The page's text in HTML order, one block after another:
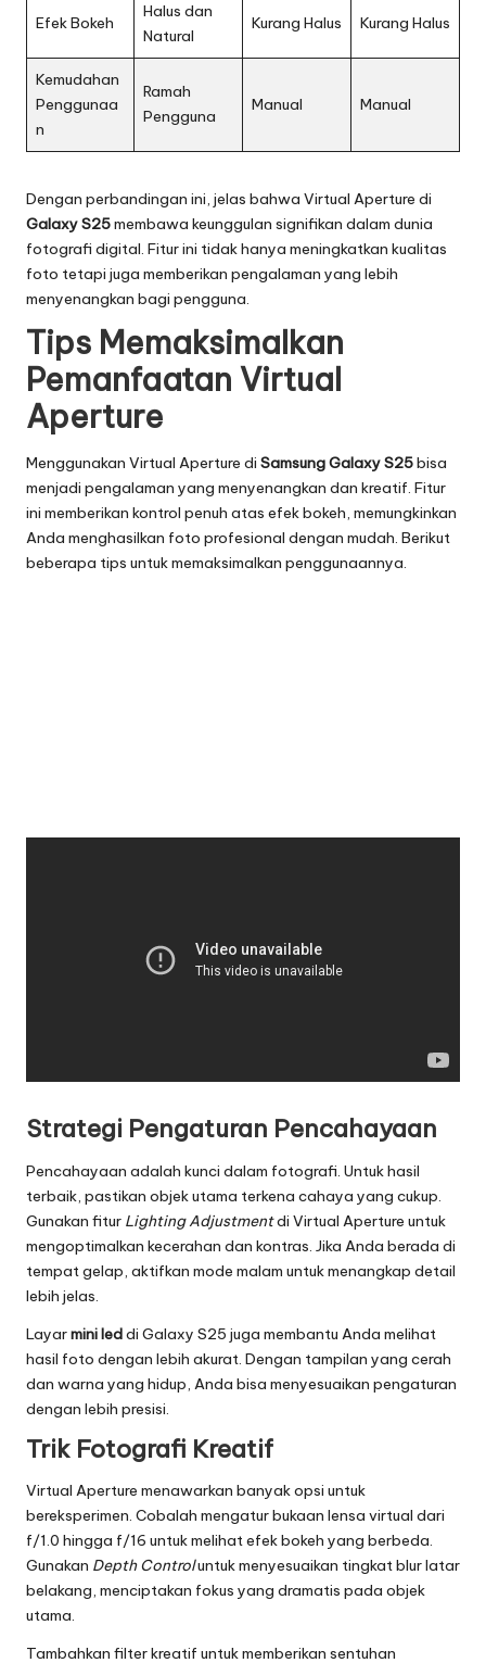
Efek Bokeh
Halus dan
Natural
Kurang Halus Kurang Halus
Kemudahan
Penggunaa
n
Ramah
Pengguna
Manual Manual
Dengan perbandingan ini, jelas bahwa Virtual Aperture di
Galaxy S25membawa keunggulan signifikan dalam dunia
fotografi digital. Fitur ini tidak hanya meningkatkan kualitas
foto tetapi juga memberikan pengalaman yang lebih
menyenangkan bagi pengguna.
Tips Memaksimalkan
Pemanfaatan Virtual
Aperture
Menggunakan Virtual Aperture di Samsung Galaxy S25bisa
menjadi pengalaman yang menyenangkan dan kreatif. Fitur
ini memberikan kontrol penuh atas efek bokeh, memungkinkan
Anda menghasilkan foto profesional dengan mudah. Berikut
beberapa tips untuk memaksimalkan penggunaannya.
Strategi Pengaturan Pencahayaan
Pencahayaan adalah kunci dalam fotografi. Untuk hasil
terbaik, pastikan objek utama terkena cahaya yang cukup.
Gunakan fitur Lighting Adjustmentdi Virtual Aperture untuk
mengoptimalkan kecerahan dan kontras. Jika Anda berada di
tempat gelap, aktifkan mode malam untuk menangkap detail
lebih jelas.
Layarmini leddi Galaxy S25 juga membantu Anda melihat
hasil foto dengan lebih akurat. Dengan tampilan yang cerah
dan warna yang hidup, Anda bisa menyesuaikan pengaturan
dengan lebih presisi.
Trik Fotografi Kreatif
Virtual Aperture menawarkan banyak opsi untuk
bereksperimen. Cobalah mengatur bukaan lensa virtual dari
f/1.0 hingga f/16 untuk melihat efek bokeh yang berbeda.
Gunakan Depth Controluntuk menyesuaikan tingkat blur latar
belakang, menciptakan fokus yang dramatis pada objek
utama.
Tambahkan filter kreatif untuk memberikan sentuhan